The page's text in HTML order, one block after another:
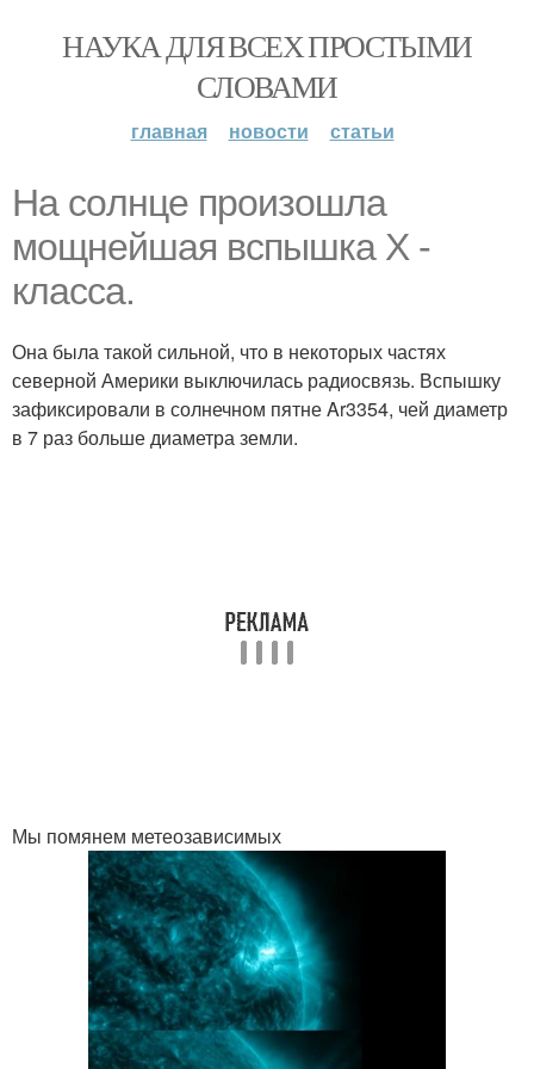
НАУКА ДЛЯ ВСЕХ ПРОСТЫМИ
СЛОВАМИ
главная новости статьи
Ha coлнце произошла
мощнейшая вспышка X -
класса.
Она была такой сильной, что в некоторых частях
северной Америки выключилась радиосвязь. Вспышку
зафиксировали в солнечном пятне Ar3354, чей диаметр
в 7 раз больше диаметра земли.
Мы помянем метеозависимых